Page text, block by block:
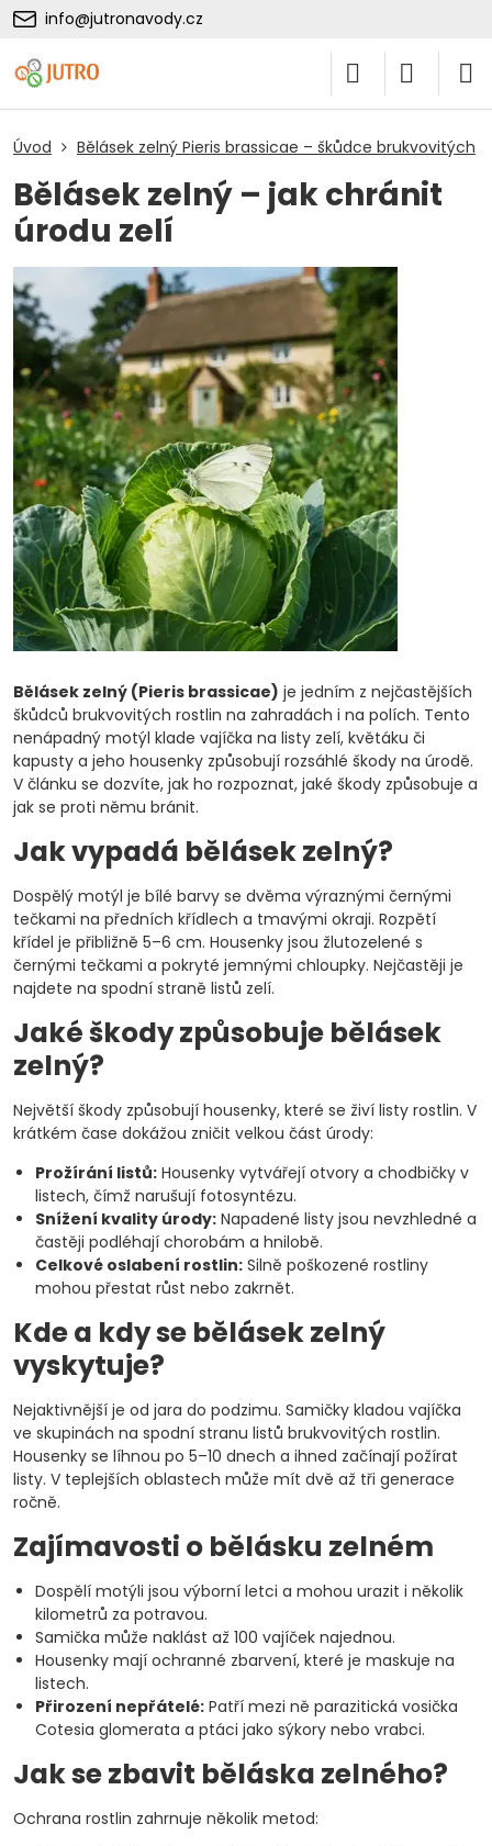
info@jutronavody.cz
Úvod Bělásek zelný Pieris brassicae – škůdce brukvovitých
Bělásek zelný – jak chránit
úrodu zelí
Bělásek zelný (Pieris brassicae) je jedním z nejčastějších
škůdců brukvovitých rostlin na zahradách i na polích. Tento
nenápadný motýl klade vajíčka na listy zelí, květáku či
kapusty a jeho housenky způsobují rozsáhlé škody na úrodě.
V článku se dozvíte, jak ho rozpoznat, jaké škody způsobuje a
jak se proti němu bránit.
Jak vypadá bělásek zelný?
Dospělý motýl je bílé barvy se dvěma výraznými černými
tečkami na předních křídlech a tmavými okraji. Rozpětí
křídel je přibližně 5–6 cm. Housenky jsou žlutozelené s
černými tečkami a pokryté jemnými chloupky. Nejčastěji je
najdete na spodní straně listů zelí.
Jaké škody způsobuje bělásek
zelný?
Největší škody způsobují housenky, které se živí listy rostlin. V
krátkém čase dokážou zničit velkou část úrody:
Prožírání listů: Housenky vytvářejí otvory a chodbičky v
listech, čímž narušují fotosyntézu.
Snížení kvality úrody: Napadené listy jsou nevzhledné a
častěji podléhají chorobám a hnilobě.
Celkové oslabení rostlin: Silně poškozené rostliny
mohou přestat růst nebo zakrnět.
Kde a kdy se bělásek zelný
vyskytuje?
Nejaktivnější je od jara do podzimu. Samičky kladou vajíčka
ve skupinách na spodní stranu listů brukvovitých rostlin.
Housenky se líhnou po 5–10 dnech a ihned začínají požírat
listy. V teplejších oblastech může mít dvě až tři generace
ročně.
Zajímavosti o bělásku zelném
Dospělí motýli jsou výborní letci a mohou urazit i několik
kilometrů za potravou.
Samička může naklást až 100 vajíček najednou.
Housenky mají ochranné zbarvení, které je maskuje na
listech.
Přirození nepřátelé: Patří mezi ně parazitická vosička
Cotesia glomerata a ptáci jako sýkory nebo vrabci.
Jak se zbavit běláska zelného?
Ochrana rostlin zahrnuje několik metod: